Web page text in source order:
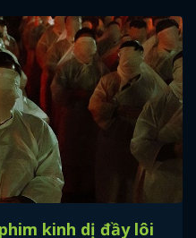
kinh dị đầy lôi